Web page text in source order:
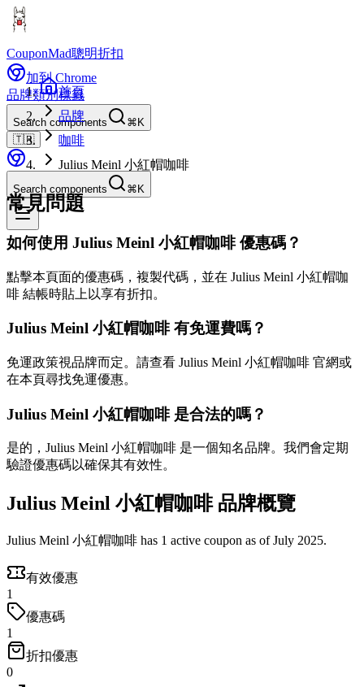
CouponMad聰明折扣
加到 Chrome
品牌類別標籤
Search components
⌘K
🇹🇼
Search components ⌘K
首頁
品牌
咖啡
Julius Meinl 小紅帽咖啡
常見問題
如何使用 Julius Meinl 小紅帽咖啡 優惠碼？
點擊本頁面的優惠碼，複製代碼，並在 Julius Meinl 小紅帽咖
啡 結帳時貼上以享有折扣。
Julius Meinl 小紅帽咖啡 有免運費嗎？
免運政策視品牌而定。請查看 Julius Meinl 小紅帽咖啡 官網或
在本頁尋找免運優惠。
Julius Meinl 小紅帽咖啡 是合法的嗎？
是的，Julius Meinl 小紅帽咖啡 是一個知名品牌。我們會定期
驗證優惠碼以確保其有效性。
Julius Meinl 小紅帽咖啡 品牌概覽
Julius Meinl 小紅帽咖啡 has 1 active coupon as of July 2025.
有效優惠
1
優惠碼
1
折扣優惠
0